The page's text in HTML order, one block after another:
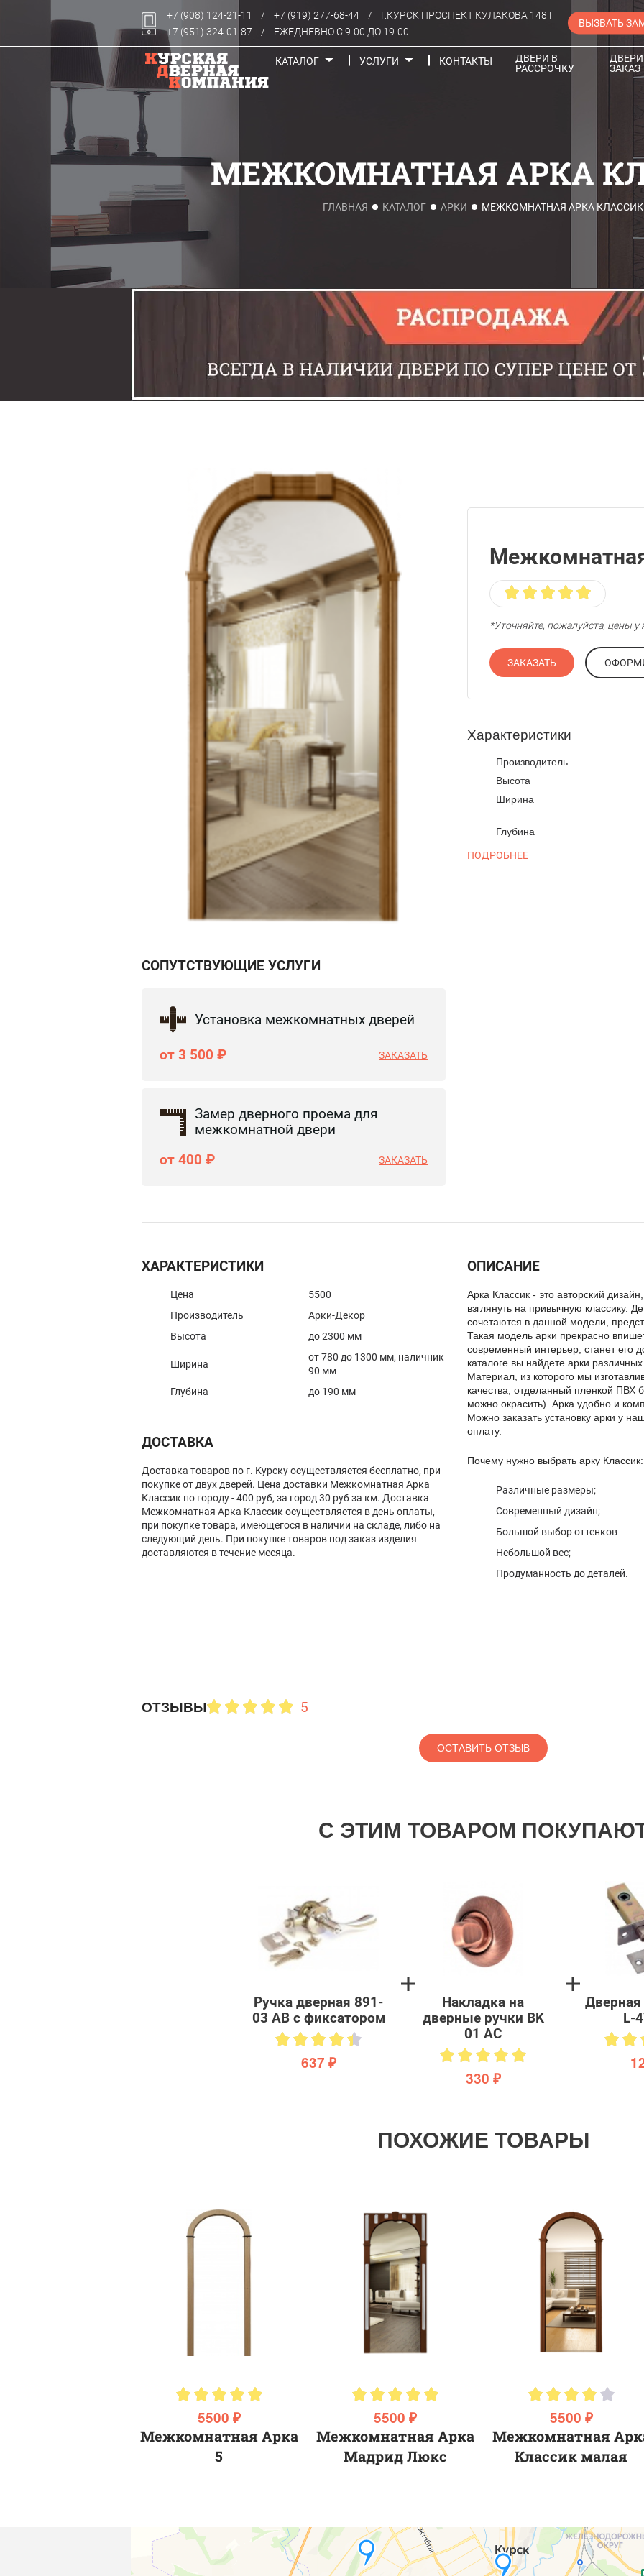
+7 (908) 124-21-11 / +7 (919) 277-68-44 /
Г.КУРСК ПРОСПЕКТ КУЛАКОВА 148 Г
+7 (951) 324-01-87
/ ЕЖЕДНЕВНО С 9-00 ДО 19-00
ВЫЗВАТЬ
КАТАЛОГ
Задвижки
Замки
Шпингалеты
Ручки
Упоры
УСЛУГИ КОНТАКТЫ
ДВЕРИ В
РАССРОЧКУ
ЗАКАЗ
МЕЖКОМНАТНАЯ АРКА
ГЛАВНАЯ КАТАЛОГ АРКИ МЕЖКОМНАТНАЯ АРКА КЛАССИК
*Уточняйте, пожалуйста, цены
ЗАКАЗАТЬ
Характеристики
Производитель
Высота
Ширина
Глубина
ПОДРОБНЕЕ
СОПУТСТВУЮЩИЕ УСЛУГИ
Установка межкомнатных дверей
от 3 500 ₽ ЗАКАЗАТЬ
Замер дверного проема для
межкомнатной двери
от 400 ₽
ЗАКАЗАТЬ
ХАРАКТЕРИСТИКИ
Цена
5500
Производитель
Арки-Декор
Высота
до 2300 мм
Ширина
от 780 до 1300 мм, наличник
90 мм
Глубина
до 190 мм
ДОСТАВКА
Доставка товаров по г. Курску осуществляется бесплатно, при
покупке от двух дверей. Цена доставки Межкомнатная Арка
Классик по городу - 400 руб, за город 30 руб за км. Доставка
Межкомнатная Арка Классик осуществляется в день оплаты,
при покупке товара, имеющегося в наличии на складе, либо на
следующий день. При покупке товаров под заказ изделия
доставляются в течение месяца.
ОПИСАНИЕ
Арка Классик - это авторский
взглянуть на привычную классику.
сочетаются в данной модели,
Такая модель арки прекрасно
современный интерьер, станет его
каталоге вы найдете арки
Материал, из которого мы
качества, отделанный пленкой ПВХ
можно окрасить). Арка удобно и
Можно заказать установку арки у
оплату.
Почему нужно выбрать арку Классик:
Различные размеры;
Современный дизайн;
Большой выбор оттенков
Небольшой вес;
Продуманность до деталей.
ОТЗЫВЫ 5
ОСТАВИТЬ ОТЗЫВ
С ЭТИМ ТОВАРОМ
Ручка дверная 891-
03 AB с фиксатором
637 ₽
Накладка на
дверные ручки BK
01 AC
330 ₽
L-
ПОХОЖИЕ ТОВАРЫ
5500 ₽
Межкомнатная Арка
5
5500 ₽
Межкомнатная Арка
Мадрид Люкс
5500 ₽
Межкомнатная
Классик малая